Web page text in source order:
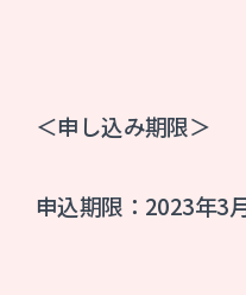
＜申し込み期限＞
申込期限：2023年3